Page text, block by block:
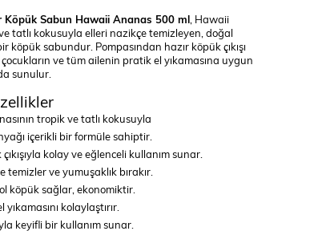
Köpük Sabun Hawaii Ananas 500 ml , Hawaii
tatlı kokusuyla elleri nazikçe temizleyen, doğal
köpük sabundur. Pompasından hazır köpük çıkışı
ve tüm ailenin pratik el yıkamasına uygun
sunulur.
tropik ve tatlı kokusuyla
içerikli bir formüle sahiptir.
kolay ve eğlenceli kullanım sunar.
temizler ve yumuşaklık bırakır.
köpük sağlar, ekonomiktir.
yıkamasını kolaylaştırır.
keyifli bir kullanım sunar.